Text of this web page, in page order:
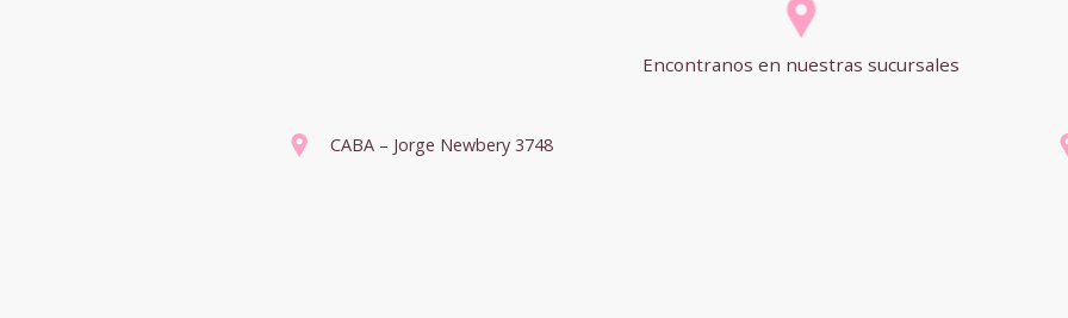
Encontranos en nuestras sucursales
CABA – Jorge Newbery 3748